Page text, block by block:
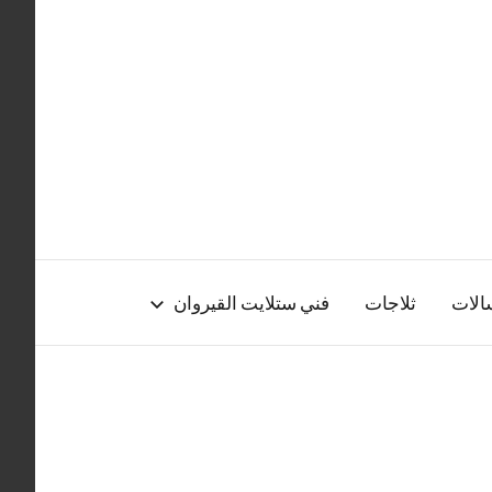
ثلاجات فني ستلايت القيروان